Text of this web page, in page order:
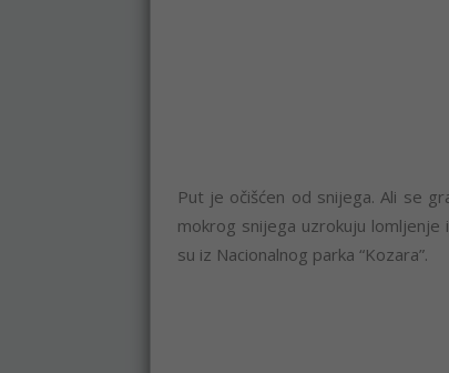
Put je očišćen od snijega. Ali se
mokrog snijega uzrokuju
su iz Nacionalnog parka “Kozara”.